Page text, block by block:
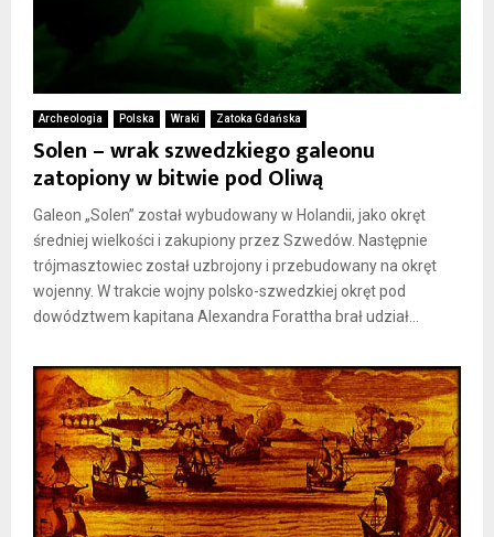
Archeologia Polska Wraki Zatoka Gdańska
Solen – wrak szwedzkiego galeonu
zatopiony w bitwie pod Oliwą
Galeon „Solen” został wybudowany w Holandii, jako okręt
średniej wielkości i zakupiony przez Szwedów. Następnie
trójmasztowiec został uzbrojony i przebudowany na okręt
wojenny. W trakcie wojny polsko-szwedzkiej okręt pod
dowództwem kapitana Alexandra Forattha brał udział...